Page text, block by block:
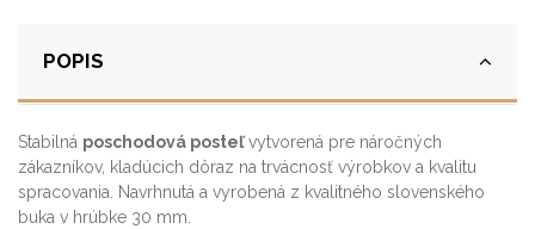
POPIS
Stabilná poschodová posteľvytvorená pre náročných
zákazníkov, kladúcich dôraz na trvácnosť výrobkov a kvalitu
spracovania. Navrhnutá a vyrobená z kvalitného slovenského
buka v hrúbke 30 mm.